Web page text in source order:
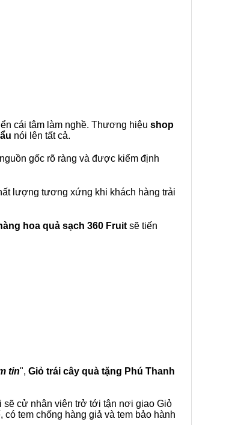
cái tâm làm nghề. Thương hiệu shop
nói lên tất cả.
gốc rõ ràng và được kiểm định
lượng tương xứng khi khách hàng trải
hoa quả sạch 360 Fruit sẽ tiến
tin", Giỏ trái cây quà tặng Phú Thanh
sẽ cử nhân viên trở tới tận nơi giao Giỏ
tem chống hàng giả và tem bảo hành